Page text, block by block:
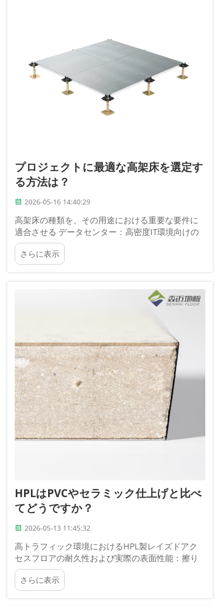
プロジェクトに最適な高架床を選定す
る方法は？
2026-05-16 14:40:29
高架床の種類を、その用途における重要な要件に
適合させる データセンター：高密度IT環境向けの
空気流、荷重容量、プラenum高さの最適化 デー
タセンターでは、構造的堅牢性と熱管理性能を両
立させた高架床システムが不可欠です…
さらに表示
HPLはPVCやセラミック仕上げと比べ
てどうですか？
2026-05-13 11:45:32
高トラフィック環境におけるHPL製レイズドアク
セスフロアの耐久性および実際の表面性能：擦り
傷、傷、摩耗、および継続的な歩行者通行・ロー
リング荷重に対する耐性。高圧積層板（HPL）製
レイズドアクセスフロアは、e...
さらに表示